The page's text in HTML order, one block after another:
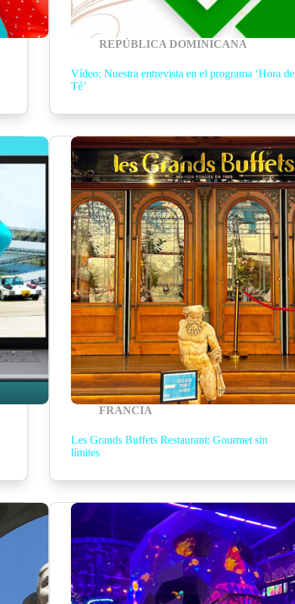
REPÚBLICA DOMINICANA
Vídeo: Nuestra entrevista en el programa ‘Hora de
Té’
FRANCIA
Les Grands Buffets Restaurant: Gourmet sin
límites